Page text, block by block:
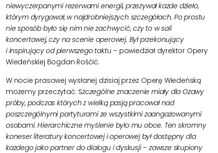
niewyczerpanymi rezerwami energii, przeżywał każde dzieło,
którym dyrygował, w najdrobniejszych szczegółach. Po prostu
nie sposób było się nim nie zachwycić, czy to w sali
koncertowej, czy na scenie operowej. Był przekonujący
i inspirujący od pierwszego taktu– powiedział dyrektor Opery
Wiedeńskiej Bogdan Roščić.
W nocie prasowej wysłanej dzisiaj przez Operę Wiedeńską
możemy przeczytać: Szczególne znaczenie miały dla Ozawy
próby, podczas których z wielką pasją pracował nad
poszczególnymi partyturami ze wszystkimi zaangażowanymi
osobami. Hierarchiczne myślenie było mu obce. Ten skromny
koneser literatury koncertowej i operowej był dostępny dla
każdego jako partner do dialogu i dyskusji – zawsze skupiony